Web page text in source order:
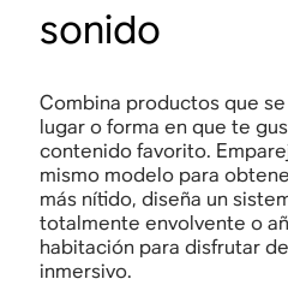
sonido
Combina productos que
lugar o forma en que te
contenido favorito.
mismo modelo para
más nítido, diseña un
totalmente envolvente o
habitación para disfrutar
inmersivo.